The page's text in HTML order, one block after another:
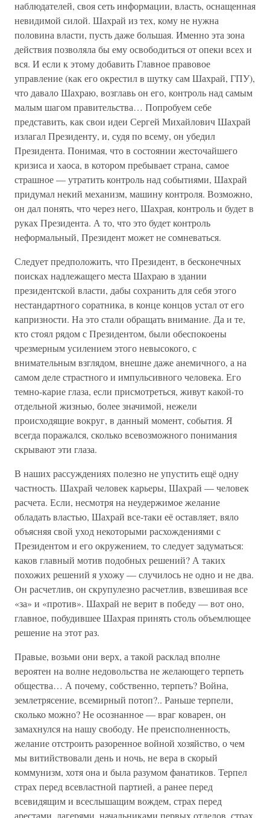
наблюдателей, своя сеть информации, власть, оснащенная
невидимой силой. Шахрай из тех, кому не нужна
половина власти, пусть даже большая. Именно эта зона
действия позволяла бы ему освободиться от опеки всех и
вся. И если к этому добавить Главное правовое
управление (как его окрестил в шутку сам Шахрай, ГПУ),
что давало Шахраю, возглавь он его, контроль над самым
малым шагом правительства… Попробуем себе
представить, как свои идеи Сергей Михайлович Шахрай
излагал Президенту, и, судя по всему, он убедил
Президента. Понимая, что в состоянии жесточайшего
кризиса и хаоса, в котором пребывает страна, самое
страшное — утратить контроль над событиями, Шахрай
придумал некий механизм, машину контроля. Возможно,
он дал понять, что через него, Шахрая, контроль и будет в
руках Президента. А то, что это будет контроль
неформальный, Президент может не сомневаться.
Следует предположить, что Президент, в бесконечных
поисках надлежащего места Шахраю в здании
президентской власти, дабы сохранить для себя этого
нестандартного соратника, в конце концов устал от его
капризности. На это стали обращать внимание. Да и те,
кто стоял рядом с Президентом, были обеспокоены
чрезмерным усилением этого невысокого, с
внимательным взглядом, внешне даже анемичного, а на
самом деле страстного и импульсивного человека. Его
темно-карие глаза, если присмотреться, живут какой-то
отдельной жизнью, более значимой, нежели
происходящие вокруг, в данный момент, события. Я
всегда поражался, сколько всевозможного понимания
скрывают эти глаза.
В наших рассуждениях полезно не упустить ещё одну
частность. Шахрай человек карьеры, Шахрай — человек
расчета. Если, несмотря на неудержимое желание
обладать властью, Шахрай все-таки её оставляет, вяло
объясняя свой уход некоторыми расхождениями с
Президентом и его окружением, то следует задуматься:
каков главный мотив подобных решений? А таких
похожих решений я ухожу — случилось не одно и не два.
Он расчетлив, он скрупулезно расчетлив, взвешивая все
«за» и «против». Шахрай не верит в победу — вот оно,
главное, побудившее Шахрая принять столь объемлющее
решение на этот раз.
Правые, возьми они верх, а такой расклад вполне
вероятен на волне недовольства не желающего терпеть
общества… А почему, собственно, терпеть? Война,
землетрясение, всемирный потоп?.. Раньше терпели,
сколько можно? Не осознанное — враг коварен, он
замахнулся на нашу свободу. Не преисполненность,
желание отстроить разоренное войной хозяйство, о чем
мы витийствовали день и ночь, не вера в скорый
коммунизм, хотя она и была разумом фанатиков. Терпел
страх перед всевластной партией, а ранее перед
всевидящим и всеслышащим вождем, страх перед
арестами, лагерями, начальниками первых отделов, страх